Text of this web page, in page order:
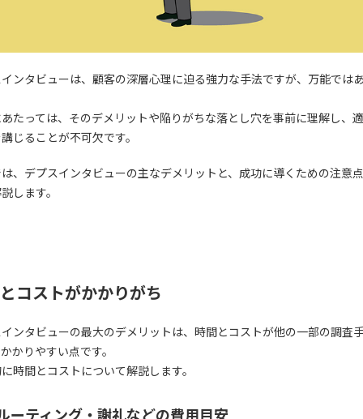
ンタビューは、顧客の深層心理に迫る強力な手法ですが、万能では
たっては、そのデメリットや陥りがちな落とし穴を事前に理解し、
じることが不可欠です。
、デプスインタビューの主なデメリットと、成功に導くための注意
します。
コストがかかりがち
ンタビューの最大のデメリットは、時間とコストが他の一部の調査
かりやすい点です。
時間とコストについて解説します。